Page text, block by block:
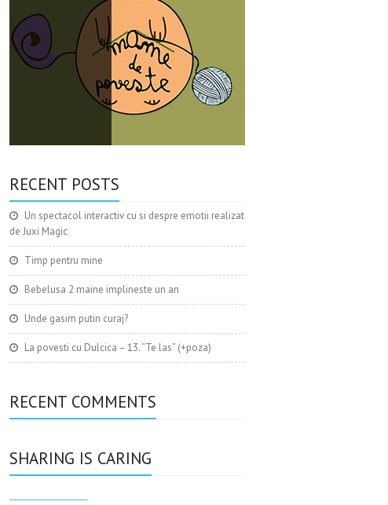
RECENT POSTS
Un spectacol interactiv cu si despre emotii realizat
de Juxi Magic
Timp pentru mine
Bebelusa 2 maine implineste un an
Unde gasim putin curaj?
La povesti cu Dulcica – 13. “Te las” (+poza)
RECENT COMMENTS
SHARING IS CARING